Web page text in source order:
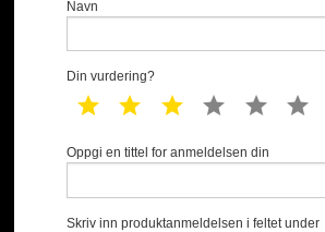
Navn
Din vurdering?
1 star 2 star 3 star 4 star 5 star
Oppgi en tittel for anmeldelsen din
Skriv inn produktanmeldelsen i feltet under